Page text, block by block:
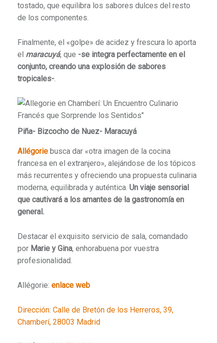
tostado, que equilibra los sabores dulces del resto
de los componentes.
Finalmente, el «golpe» de acidez y frescura lo aporta
el maracuyá, que -se integra perfectamente en el
conjunto, creando una explosión de sabores
tropicales-.
Piña- Bizcocho de Nuez- Maracuyá
Allégoriebusca dar «otra imagen de la cocina
francesa en el extranjero», alejándose de los tópicos
más recurrentes y ofreciendo una propuesta culinaria
moderna, equilibrada y auténtica. Un viaje sensorial
que cautivará a los amantes de la gastronomía en
general.
Destacar el exquisito servicio de sala, comandado
por Marie y Gina, enhorabuena por vuestra
profesionalidad.
Allégorie: enlace web
Dirección: Calle de Bretón de los Herreros, 39,
Chamberí, 28003 Madrid